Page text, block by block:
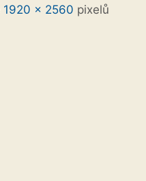
1920 × 2560 pixelů